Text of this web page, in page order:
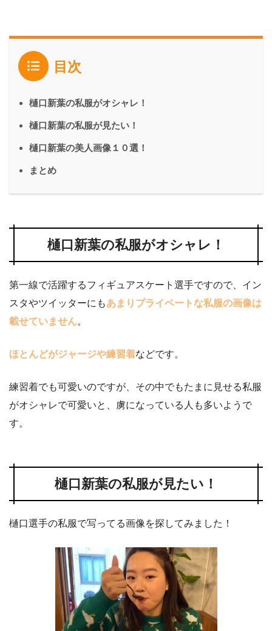
目次
樋口新葉の私服がオシャレ！
樋口新葉の私服が見たい！
樋口新葉の美人画像１０選！
まとめ
樋口新葉の私服がオシャレ！
第一線で活躍するフィギュアスケート選手ですので、イン
スタやツイッターにもあまりプライベートな私服の画像は
載せていません。
ほとんどがジャージや練習着などです。
練習着でも可愛いのですが、その中でもたまに見せる私服
がオシャレで可愛いと、虜になっている人も多いようで
す。
樋口新葉の私服が見たい！
樋口選手の私服で写ってる画像を探してみました！